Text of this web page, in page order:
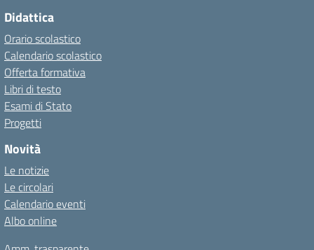
Didattica
Orario scolastico
Calendario scolastico
Offerta formativa
Libri di testo
Esami di Stato
Progetti
Novità
Le notizie
Le circolari
Calendario eventi
Albo online